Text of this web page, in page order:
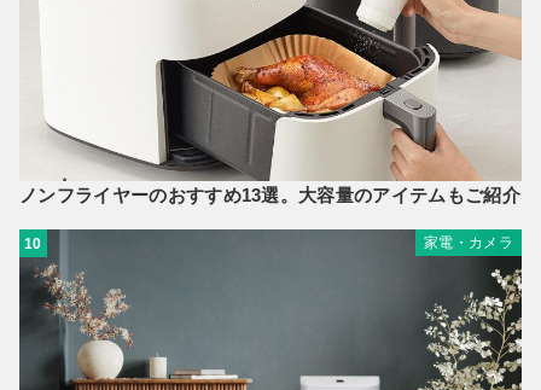
ノンフライヤーのおすすめ13選。大容量のアイテムもご紹介
10 家電・カメラ